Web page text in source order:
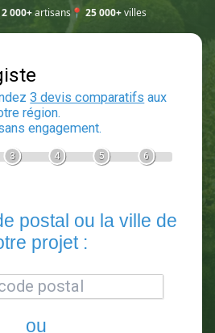
000+artisans📍 25 000+villes
3 devis comparatifs
3
code postal ou la